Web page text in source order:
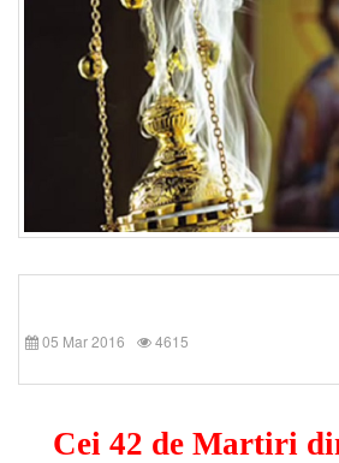
05 Mar 2016 4615
Cei 42 de Martiri